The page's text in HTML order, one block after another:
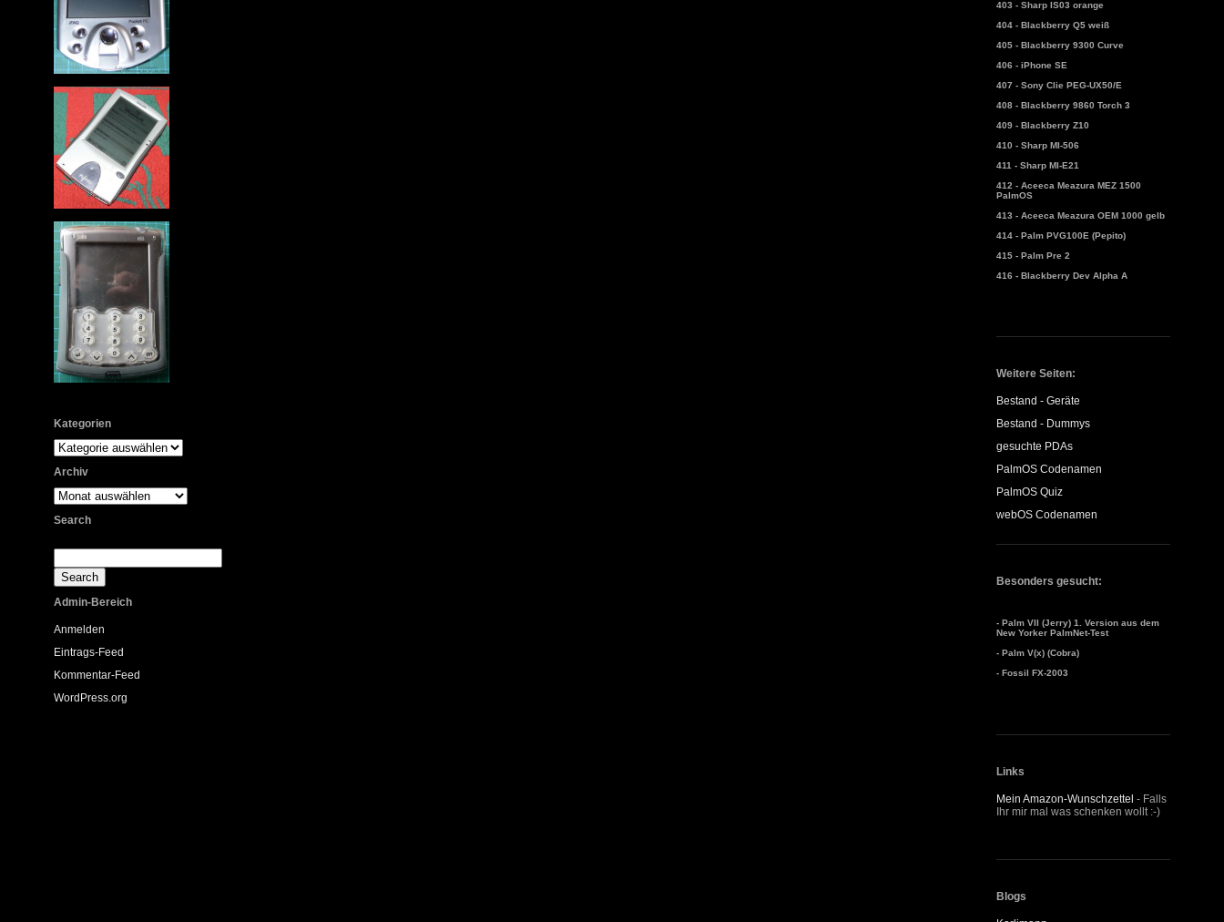
Kategorien
Kategorien
Archiv
Archiv
Search
Admin-Bereich
Anmelden
Eintrags-Feed
Kommentar-Feed
WordPress.org
403 - Sharp IS03 orange
404 - Blackberry Q5 weiß
405 - Blackberry 9300 Curve
406 - iPhone SE
407 - Sony Clie PEG-UX50/E
408 - Blackberry 9860 Torch 3
409 - Blackberry Z10
410 - Sharp MI-506
411 - Sharp MI-E21
412 - Aceeca Meazura MEZ 1500
PalmOS
413 - Aceeca Meazura OEM 1000 gelb
414 - Palm PVG100E (Pepito)
415 - Palm Pre 2
416 - Blackberry Dev Alpha A
Weitere Seiten:
Bestand - Geräte
Bestand - Dummys
gesuchte PDAs
PalmOS Codenamen
PalmOS Quiz
webOS Codenamen
Besonders gesucht:
- Palm VII (Jerry) 1. Version aus dem
New Yorker PalmNet-Test
- Palm V(x) (Cobra)
- Fossil FX-2003
Links
Mein Amazon-Wunschzettel - Falls
Ihr mir mal was schenken wollt :-)
Blogs